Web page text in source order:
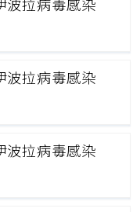
波拉病毒感染
波拉病毒感染